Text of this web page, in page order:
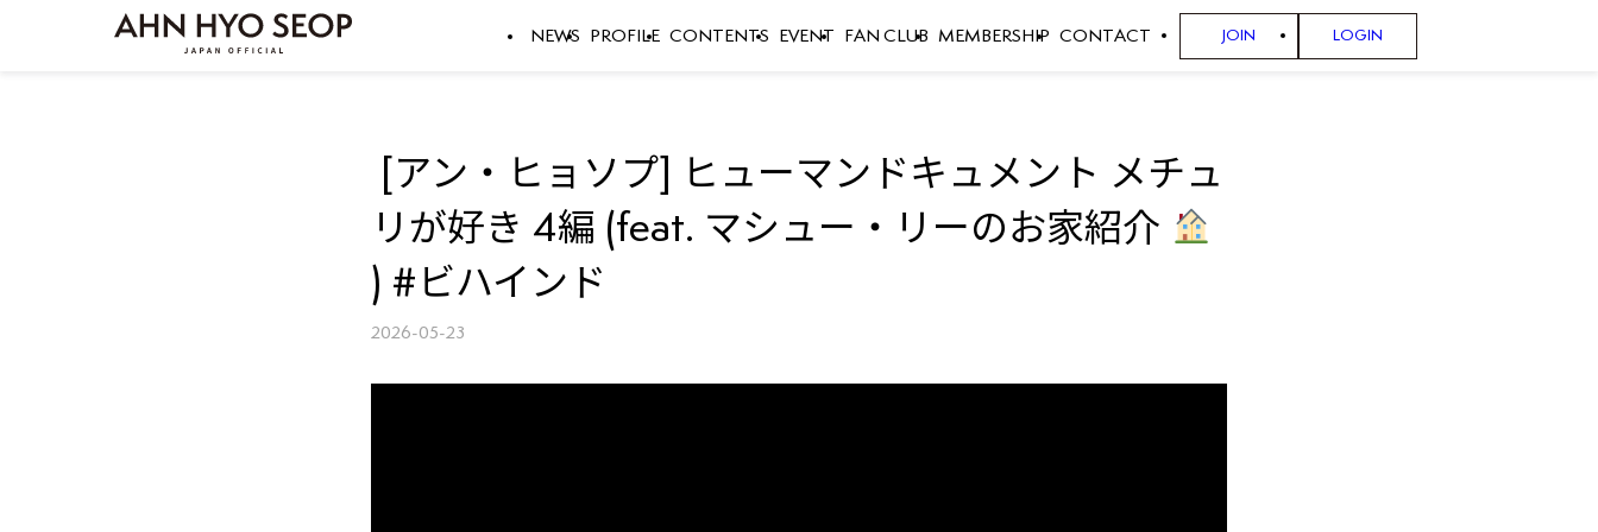
NEWS PROFILE CONTENTS EVENT FAN CLUB MEMBERSHIP CONTACT JOIN LOGIN
[アン・ヒョソプ] ヒューマンドキュメント メチュ
リが好き 4編 (feat. マシュー・リーのお家紹介
) #ビハインド
2026-05-23